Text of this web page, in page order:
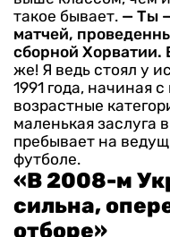
такое бывает. — Ты
матчей,
сборной Хорватии.
же! Я ведь стоял у
1991 года, начиная
возрастные
маленькая заслуга
пребывает на
футболе.
«В 2008-м
сильна,
отборе»